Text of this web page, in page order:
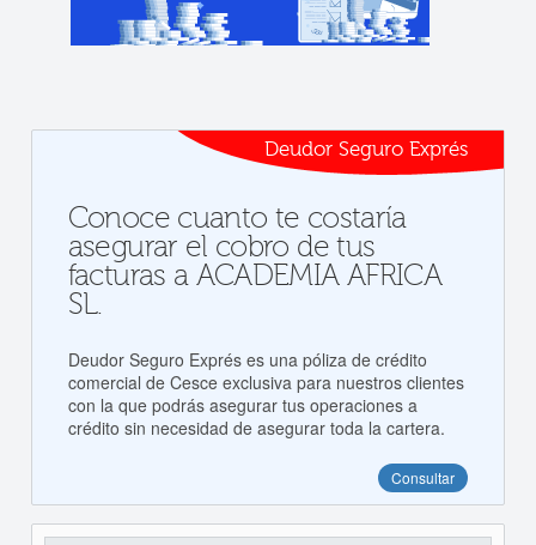
Deudor Seguro Exprés
Conoce cuanto te costaría
asegurar el cobro de tus
facturas a ACADEMIA AFRICA
SL.
Deudor Seguro Exprés es una póliza de crédito
comercial de Cesce exclusiva para nuestros clientes
con la que podrás asegurar tus operaciones a
crédito sin necesidad de asegurar toda la cartera.
Consultar